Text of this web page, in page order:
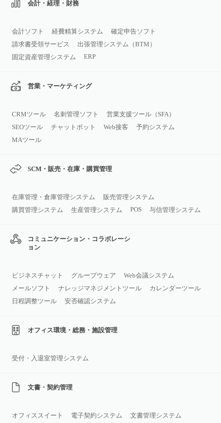
会計・経理・財務
会計ソフト 経費精算システム
確定申告ソフト
請求書受領サービス
出張管理システム（BTM）
固定資産管理システム
ERP
営業・マーケティング
CRMツール 名刺管理ソフト
営業支援ツール（SFA）
SEOツール
チャットボット Web接客
予約システム
MAツール
SCM・販売・在庫・購買管理
在庫管理・倉庫管理システム
販売管理システム
購買管理システム
生産管理システム POS 与信管理システム
コミュニケーション・コラボレーシ
ョン
ビジネスチャット グループウェア
Web会議システム
メールソフト
ナレッジマネジメントツール
カレンダーツール
日程調整ツール
安否確認システム
オフィス環境・総務・施設管理
受付・入退室管理システム
文書・契約管理
オフィススイート 電子契約システム
文書管理システム